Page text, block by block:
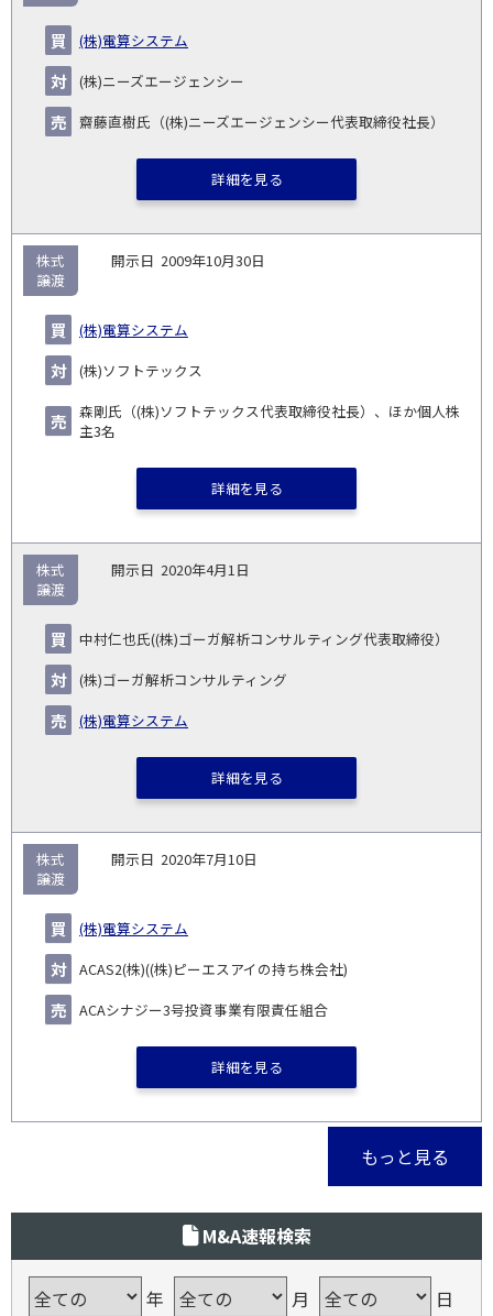
(株)電算システム
(株)ニーズエージェンシー
齋藤直樹氏（(株)ニーズエージェンシー代表取締役社長）
詳細を見る
2009年10月30日
(株)電算システム
(株)ソフトテックス
森剛氏（(株)ソフトテックス代表取締役社長）、ほか個人株
主3名
株式
譲渡
詳細を見る
2020年4月1日
中村仁也氏((株)ゴーガ解析コンサルティング代表取締役）
(株)ゴーガ解析コンサルティング
(株)電算システム
株式
譲渡
詳細を見る
2020年7月10日
(株)電算システム
ACAS2(株)((株)ピーエスアイの持ち株会社)
ACAシナジー3号投資事業有限責任組合
株式
譲渡
詳細を見る
もっと見る
M&A速報検索
年 月 日